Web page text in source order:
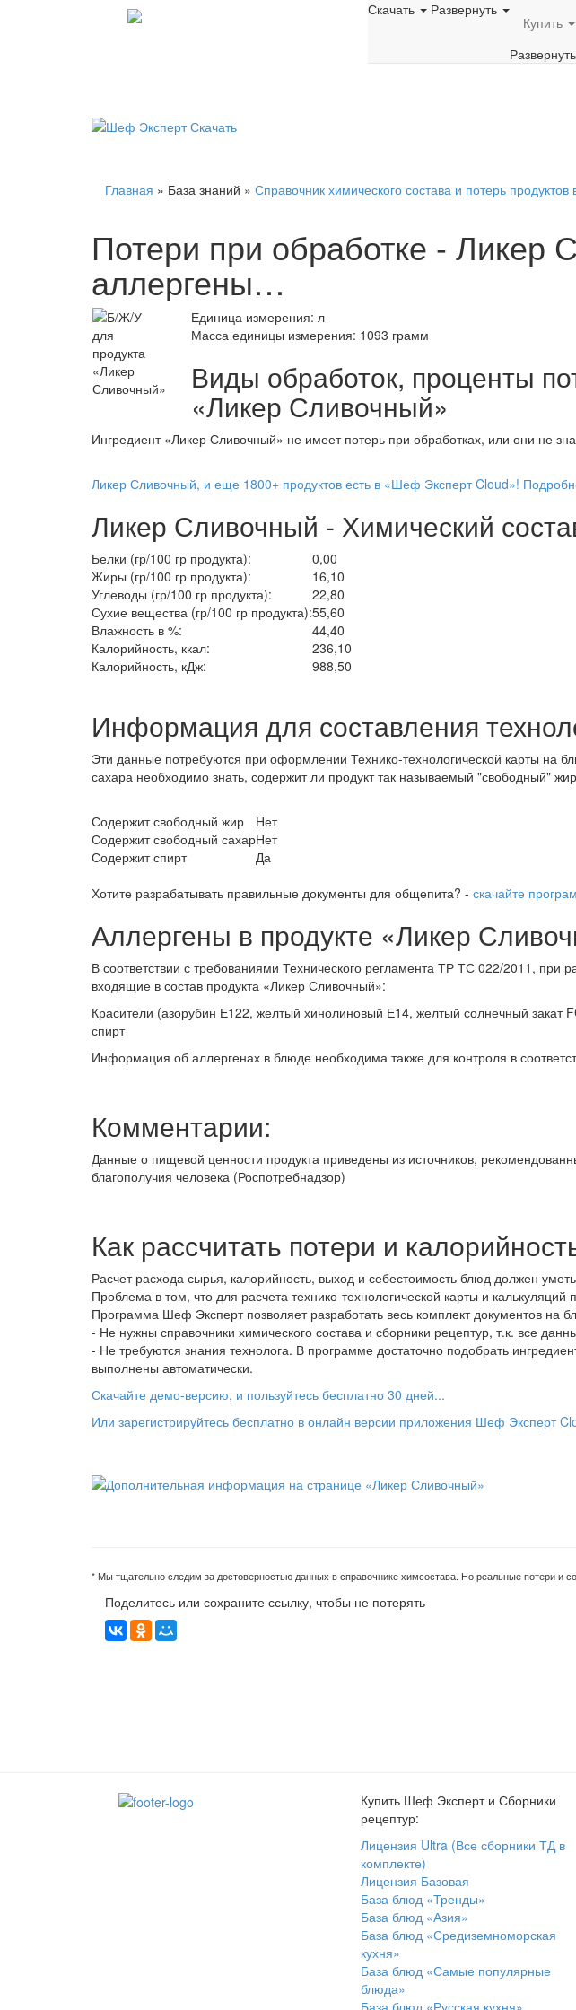
Скачать Развернуть
Купить
Развернуть
Главная » База знаний » Справочник химического состава и потерь
Потери при обработке - Ликер
аллергены…
Единица измерения: л
Масса единицы измерения: 1093 грамм
Виды обработок, проценты
«Ликер Сливочный»
Ингредиент «Ликер Сливочный» не имеет потерь при обработках, или они не
Ликер Сливочный, и еще 1800+ продуктов есть в «Шеф Эксперт Cloud»!
Ликер Сливочный - Химический
Белки (гр/100 гр продукта):
0,00
Жиры (гр/100 гр продукта):
16,10
Углеводы (гр/100 гр продукта):
22,80
Сухие вещества (гр/100 гр продукта):55,60
Влажность в %:
44,40
Калорийность, ккал:
236,10
Калорийность, кДж:
988,50
Информация для составления
Эти данные потребуются при оформлении Технико-технологической карты на
сахара необходимо знать, содержит ли продукт так называемый "свободный"
Содержит свободный жир
Нет
Содержит свободный сахарНет
Содержит спирт
Да
Хотите разрабатывать правильные документы для общепита? - скачайте
Аллергены в продукте «Ликер
В соответствии с требованиями Технического регламента ТР ТС 022/2011, при
входящие в состав продукта «Ликер Сливочный»:
Красители (азорубин Е122, желтый хинолиновый Е14, желтый солнечный
спирт
Информация об аллергенах в блюде необходима также для контроля в
Комментарии:
Данные о пищевой ценности продукта приведены из источников,
благополучия человека (Роспотребнадзор)
Как рассчитать потери и
Расчет расхода сырья, калорийность, выход и себестоимость блюд должен
Проблема в том, что для расчета технико-технологической карты и
Программа Шеф Эксперт позволяет разработать весь комплект документов на
- Не нужны справочники химического состава и сборники рецептур, т.к. все
- Не требуются знания технолога. В программе достаточно подобрать
выполнены автоматически.
Скачайте демо-версию, и пользуйтесь бесплатно 30 дней...
Или зарегистрируйтесь бесплатно в онлайн версии приложения Шеф Эксперт
* Мы тщательно следим за достоверностью данных в справочнике химсостава. Но реальные потери и
Поделитесь или сохраните ссылку, чтобы не потерять
Купить Шеф Эксперт и Сборники
рецептур:
Лицензия Ultra (Все сборники ТД в
комплекте)
Лицензия Базовая
База блюд «Тренды»
База блюд «Азия»
База блюд «Средиземноморская
кухня»
База блюд «Самые популярные
блюда»
База блюд «Русская кухня»